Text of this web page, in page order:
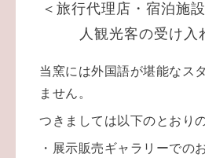
＜旅行代理店・宿泊施
人観光客の受け入
当窯には外国語が堪能なス
ません。
つきましては以下のとおり
・展示販売ギャラリーでの